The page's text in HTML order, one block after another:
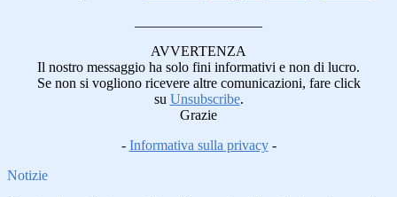
AVVERTENZA
Il nostro messaggio ha solo fini informativi e non di lucro.
Se non si vogliono ricevere altre comunicazioni, fare click
su Unsubscribe.
Grazie
- Informativa sulla privacy -
Notizie